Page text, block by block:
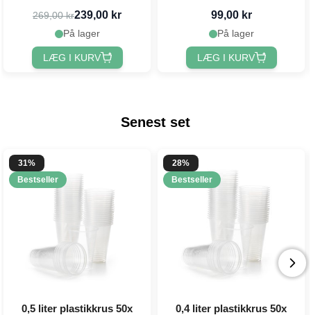
269,00 kr239,00 kr
På lager
LÆG I KURV
99,00 kr
På lager
LÆG I KURV
Senest set
31%
Bestseller
0,5 liter plastikkrus 50x
28%
Bestseller
0,4 liter plastikkrus 50x